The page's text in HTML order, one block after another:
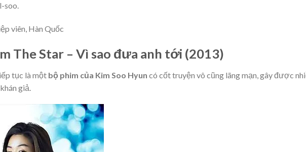
soo.
viên, Hàn Quốc
The Star – Vì sao đưa anh tới (2013)
tục là một bộ phim của Kim Soo Hyun có cốt truyện vô cũng lãng mạn, gây được
giả.